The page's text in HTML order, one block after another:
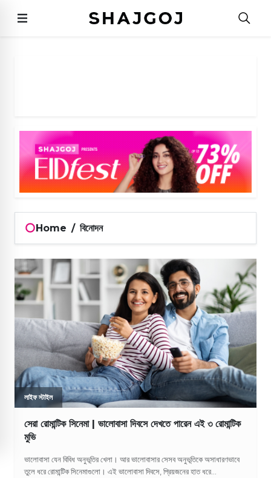
Home / বিনোদন
লাইফ স্টাইল
সেরা রোমান্টিক সিনেমা | ভালোবাসা দিবসে দেখতে পারেন এই ৩ রোমান্টিক
মুভি
ভালোবাসা যেন বিবিধ অনুভূতির খেলা। আর ভালোবাসার সেসব অনুভূতিকে অসাধারণভাবে
তুলে ধরে রোমান্টিক সিনেমাগুলো। এই ভালোবাসা দিবসে, প্রিয়জনের হাত ধরে...